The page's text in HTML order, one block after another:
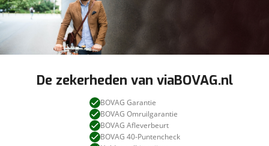
De zekerheden van viaBOVAG.nl
BOVAG Garantie
BOVAG Omruilgarantie
BOVAG Afleverbeurt
BOVAG 40-Puntencheck